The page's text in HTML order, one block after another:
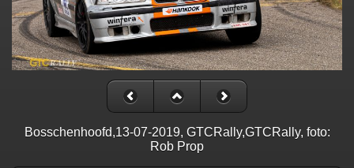
Bosschenhoofd,13-07-2019, GTCRally,GTCRally, foto:
Rob Prop